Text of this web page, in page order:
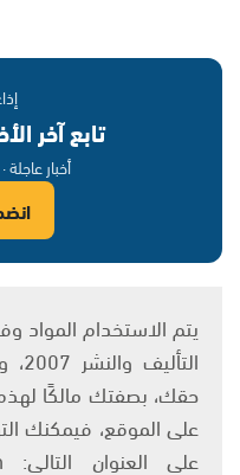
تابع آخر
أخبار عاجلة
حقك، بصفتك مالكًا
على الموقع، فيمكنك